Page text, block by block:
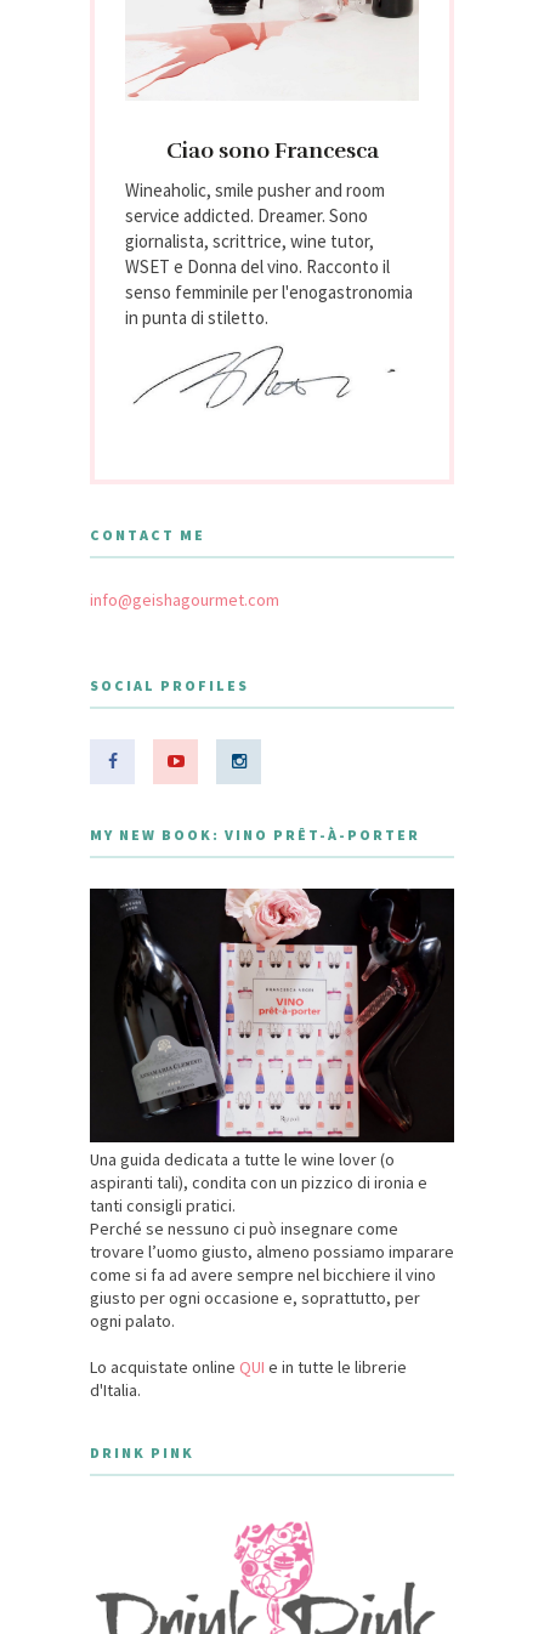
Ciao sono Francesca
Wineaholic, smile pusher and room
service addicted. Dreamer. Sono
giornalista, scrittrice, wine tutor,
WSET e Donna del vino. Racconto il
senso femminile per l'enogastronomia
in punta di stiletto.
CONTACT ME
info@geishagourmet.com
SOCIAL PROFILES
MY NEW BOOK: VINO PRÊT-À-PORTER
Una guida dedicata a tutte le wine lover (o
aspiranti tali), condita con un pizzico di ironia e
tanti consigli pratici.
Perché se nessuno ci può insegnare come
trovare l’uomo giusto, almeno possiamo imparare
come si fa ad avere sempre nel bicchiere il vino
giusto per ogni occasione e, soprattutto, per
ogni palato.
Lo acquistate online QUI e in tutte le librerie
d'Italia.
DRINK PINK